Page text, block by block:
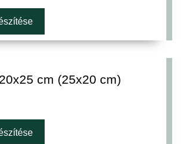
cm (25x20 cm)